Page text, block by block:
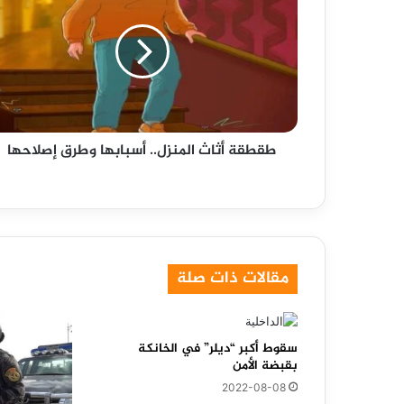
المنزل..
أسبابها
وطرق
إصلاحها
طقطقة أثاث المنزل.. أسبابها وطرق إصلاحها
مقالات ذات صلة
سقوط أكبر “ديلر” في الخانكة
بقبضة الأمن
2022-08-08